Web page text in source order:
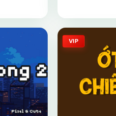
VIP